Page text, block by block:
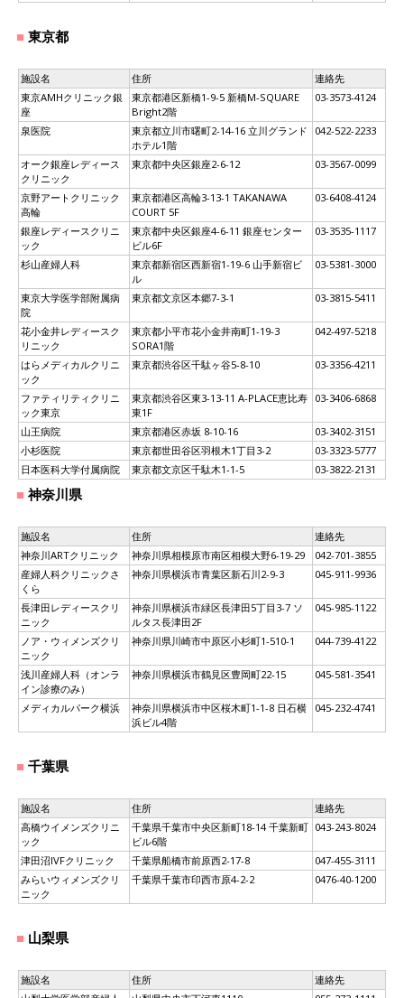
東京都
施設名 住所
連絡先
東京AMHクリニック銀
座
東京都港区新橋1-9-5 新橋M-SQUARE
Bright2階
03-3573-4124
泉医院
東京都立川市曙町2-14-16 立川グランド
ホテル1階
042-522-2233
オーク銀座レディース
クリニック
東京都中央区銀座2-6-12 03-3567-0099
京野アートクリニック
高輪
東京都港区高輪3-13-1 TAKANAWA
COURT 5F
03-6408-4124
銀座レディースクリニ
ック
東京都中央区銀座4-6-11 銀座センター
ビル6F
03-3535-1117
杉山産婦人科
東京都新宿区西新宿1-19-6 山手新宿ビ
ル
03-5381-3000
東京大学医学部附属病
院
東京都文京区本郷7-3-1 03-3815-5411
花小金井レディースク
リニック
東京都小平市花小金井南町1-19-3
SORA1階
042-497-5218
はらメディカルクリニ
ック
東京都渋谷区千駄ヶ谷5-8-10 03-3356-4211
ファティリティクリニ
ック東京
東京都渋谷区東3-13-11 A-PLACE恵比寿
東1F
03-3406-6868
山王病院 東京都港区赤坂 8-10-16
03-3402-3151
小杉医院
東京都世田谷区羽根木1丁目3-2
03-3323-5777
日本医科大学付属病院
東京都文京区千駄木1-1-5 03-3822-2131
神奈川県
施設名 住所
連絡先
神奈川ARTクリニック
神奈川県相模原市南区相模大野6-19-29
042-701-3855
産婦人科クリニックさ
くら
神奈川県横浜市青葉区新石川2-9-3 045-911-9936
長津田レディースクリ
ニック
神奈川県横浜市緑区長津田5丁目3-7 ソ
ルタス長津田2F
045-985-1122
ノア・ウィメンズクリ
ニック
神奈川県川崎市中原区小杉町1-510-1 044-739-4122
浅川産婦人科（オンラ
イン診療のみ）
神奈川県横浜市鶴見区豊岡町22-15 045-581-3541
メディカルパーク横浜
神奈川県横浜市中区桜木町1-1-8 日石横
浜ビル4階
045-232-4741
千葉県
施設名 住所
連絡先
高橋ウイメンズクリニ
ック
千葉県千葉市中央区新町18-14 千葉新町
ビル6階
043-243-8024
津田沼IVFクリニック 千葉県船橋市前原西2-17-8
047-455-3111
みらいウィメンズクリ
ニック
千葉県千葉市印西市原4-2-2 0476-40-1200
山梨県
施設名 住所
連絡先